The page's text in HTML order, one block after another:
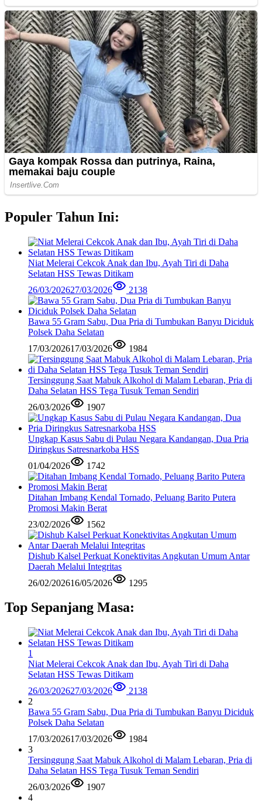
Populer Tahun Ini:
Niat Melerai Cekcok Anak dan Ibu, Ayah Tiri di Daha
Selatan HSS Tewas Ditikam
26/03/202627/03/2026 2138
Bawa 55 Gram Sabu, Dua Pria di Tumbukan Banyu Diciduk
Polsek Daha Selatan
17/03/202617/03/2026 1984
Tersinggung Saat Mabuk Alkohol di Malam Lebaran, Pria di
Daha Selatan HSS Tega Tusuk Teman Sendiri
26/03/2026
1907
Ungkap Kasus Sabu di Pulau Negara Kandangan, Dua Pria
Diringkus Satresnarkoba HSS
01/04/2026
1742
Ditahan Imbang Kendal Tornado, Peluang Barito Putera
Promosi Makin Berat
23/02/2026
1562
Dishub Kalsel Perkuat Konektivitas Angkutan Umum Antar
Daerah Melalui Integritas
26/02/202616/05/2026 1295
Top Sepanjang Masa:
1
Niat Melerai Cekcok Anak dan Ibu, Ayah Tiri di Daha
Selatan HSS Tewas Ditikam
26/03/202627/03/2026
2138
2
Bawa 55 Gram Sabu, Dua Pria di Tumbukan Banyu Diciduk
Polsek Daha Selatan
17/03/202617/03/2026
1984
3
Tersinggung Saat Mabuk Alkohol di Malam Lebaran, Pria di
Daha Selatan HSS Tega Tusuk Teman Sendiri
26/03/2026
1907
4